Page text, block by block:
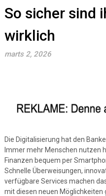
So sicher sind
wirklich
marts 2, 2026
Die Digitalisierung hat den
Immer mehr Menschen nutzen
Finanzen bequem per
Schnelle Überweisungen,
verfügbare Services machen
mit diesen neuen Möglichkeiten